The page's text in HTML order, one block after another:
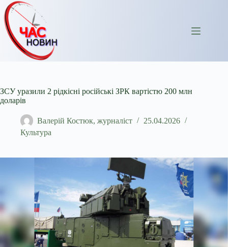
Перейти
до
вмісту
ЗСУ уразили 2 рідкісні російські ЗРК вартістю 200 млн
доларів
Валерій Костюк, журналіст
25.04.2026
Культура